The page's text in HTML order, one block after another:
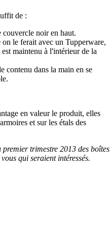
de :
noir en haut.
le ferait avec un Tupperware,
maintenu à l'intérieur de la
contenu dans la main en se
en valeur le produit, elles
et sur les étals des
trimestre 2013 des boîtes
qui seraient intéressés.